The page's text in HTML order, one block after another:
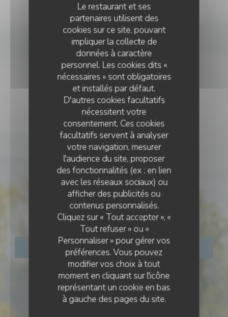
Le restaurant et ses
partenaires utilisent des
cookies sur ce site, pouvant
impliquer la collecte de
données à caractère
personnel. Les cookies dits «
nécessaires » sont obligatoires
et installés par défaut.
D'autres cookies facultatifs
nécessitent votre
consentement. Ces cookies
facultatifs servent à analyser
votre navigation, mesurer
l'audience du site, proposer
des fonctionnalités (ex : en lien
avec les réseaux sociaux) ou
afficher des publicités ou
contenus personnalisés.
Cliquez sur « Tout accepter », «
Tout refuser » ou «
Personnaliser » pour gérer vos
préférences. Vous pouvez
modifier vos choix à tout
moment en cliquant sur l'icône
représentant un cookie en bas
à gauche des pages du site.
• BRUGAIROLLES
Côté Resto
RÉSERVER
CÔTÉ RESTO